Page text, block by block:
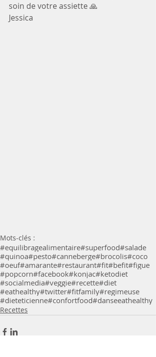
soin de votre assiette 🙏
Jessica
Mots-clés :
#equilibragealimentaire#superfood#salade
#quinoa#pesto#canneberge#brocolis#coco
#oeuf#amarante#restaurant#fit#befit#figue
#popcorn#facebook#konjac#ketodiet
#socialmedia#veggie#recette#diet
#eathealthy#twitter#fitfamily#regimeuse
#dieteticienne#confortfood#danseeathealthy
Recettes